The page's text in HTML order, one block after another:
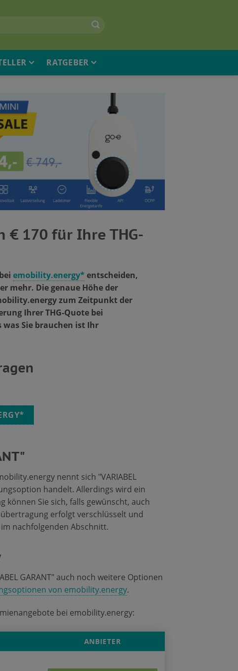
RATGEBER
170 für Ihre THG-
emobility.energy* entscheiden,
mehr. Die genaue Höhe der
zum Zeitpunkt der
Ihrer THG-Quote bei
Sie brauchen ist Ihr
nennt sich "VARIABEL
handelt. Allerdings wird ein
Sie sich, falls gewünscht, auch
erfolgt verschlüsselt und
nachfolgenden Abschnitt.
GARANT" auch noch weitere Optionen
von emobility.energy.
bei emobility.energy:
ANBIETER